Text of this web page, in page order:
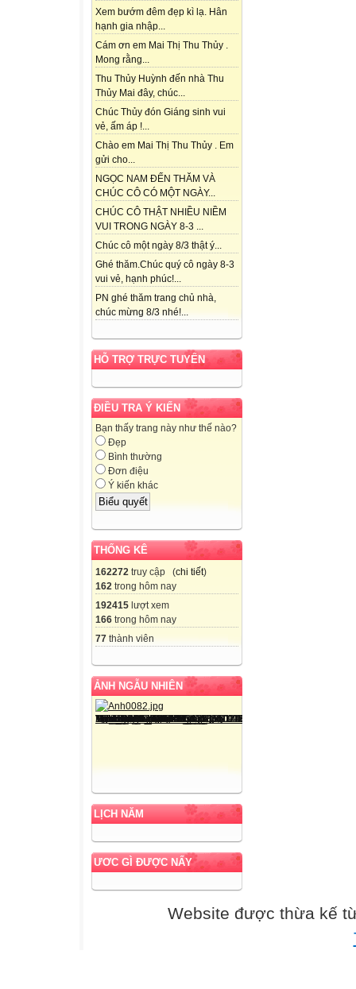
Xem bướm đêm đẹp kì lạ. Hân
hạnh gia nhập...
Cám ơn em Mai Thị Thu Thủy .
Mong rằng...
Thu Thủy Huỳnh đến nhà Thu
Thủy Mai đây, chúc...
Chúc Thủy đón Giáng sinh vui
vẻ, ấm áp !...
Chào em Mai Thị Thu Thủy . Em
gửi cho...
NGỌC NAM ĐẾN THĂM VÀ
CHÚC CÔ CÓ MỘT NGÀY...
CHÚC CÔ THẬT NHIỀU NIỀM
VUI TRONG NGÀY 8-3 ...
Chúc cô một ngày 8/3 thật ý...
Ghé thăm.Chúc quý cô ngày 8-3
vui vẻ, hạnh phúc!...
PN ghé thăm trang chủ nhà,
chúc mừng 8/3 nhé!...
HỖ TRỢ TRỰC TUYẾN
ĐIỀU TRA Ý KIẾN
Bạn thấy trang này như thế nào?
Đẹp
Bình thường
Đơn điệu
Ý kiến khác
THỐNG KÊ
162272 truy cập (chi tiết)
162 trong hôm nay
192415 lượt xem
166 trong hôm nay
77 thành viên
ẢNH NGẪU NHIÊN
LỊCH NĂM
ƯƠC GÌ ĐƯỢC NẤY
Website được thừa kế